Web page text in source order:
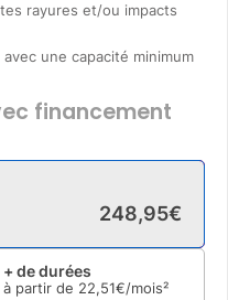
rayures et/ou impacts
une capacité minimum
financement
248,95€
+ de durées
à partir de 22,51€/mois²